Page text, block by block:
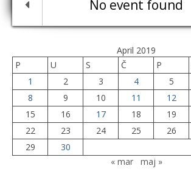
No event found
April 2019
P
U S Č P
1
2 3 4 5
8
9 10 11 12
15
16 17 18 19
22
23 24 25 26
29
30
« mar
maj »